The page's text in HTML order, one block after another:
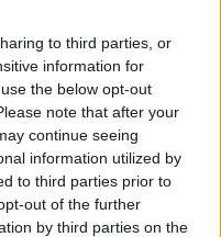
to third parties, or
information for
the below opt-out
note that after your
continue seeing
information utilized by
to third parties prior to
out of the further
by third parties on the
collezione di questa